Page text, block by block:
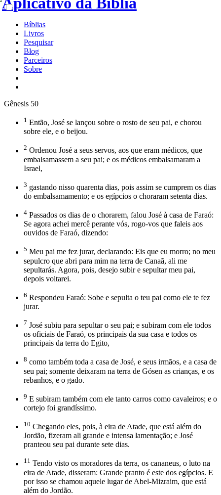
Bíblias
Livros
Pesquisar
Blog
Parceiros
Sobre
Gênesis 50
1 Então, José se lançou sobre o rosto de seu pai, e chorou
sobre ele, e o beijou.
2 Ordenou José a seus servos, aos que eram médicos, que
embalsamassem a seu pai; e os médicos embalsamaram a
Israel,
3 gastando nisso quarenta dias, pois assim se cumprem os dias
do embalsamamento; e os egípcios o choraram setenta dias.
4 Passados os dias de o chorarem, falou José à casa de Faraó:
Se agora achei mercê perante vós, rogo-vos que faleis aos
ouvidos de Faraó, dizendo:
5 Meu pai me fez jurar, declarando: Eis que eu morro; no meu
sepulcro que abri para mim na terra de Canaã, ali me
sepultarás. Agora, pois, desejo subir e sepultar meu pai,
depois voltarei.
6 Respondeu Faraó: Sobe e sepulta o teu pai como ele te fez
jurar.
7 José subiu para sepultar o seu pai; e subiram com ele todos
os oficiais de Faraó, os principais da sua casa e todos os
principais da terra do Egito,
8 como também toda a casa de José, e seus irmãos, e a casa de
seu pai; somente deixaram na terra de Gósen as crianças, e os
rebanhos, e o gado.
9 E subiram também com ele tanto carros como cavaleiros; e o
cortejo foi grandíssimo.
10 Chegando eles, pois, à eira de Atade, que está além do
Jordão, fizeram ali grande e intensa lamentação; e José
pranteou seu pai durante sete dias.
11 Tendo visto os moradores da terra, os cananeus, o luto na
eira de Atade, disseram: Grande pranto é este dos egípcios. E
por isso se chamou aquele lugar de Abel-Mizraim, que está
além do Jordão.